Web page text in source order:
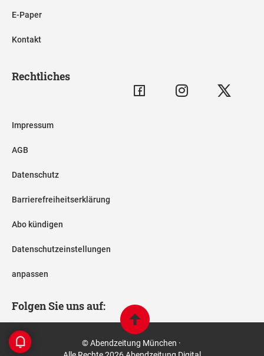
E-Paper
Kontakt
Rechtliches
Impressum
AGB
Datenschutz
Barrierefreiheitserklärung
Abo kündigen
Datenschutzeinstellungen
anpassen
Folgen Sie uns auf:
© Abendzeitung München ·